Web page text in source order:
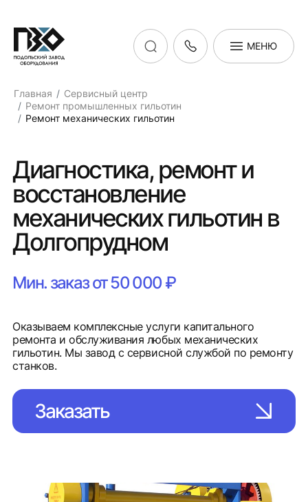
МЕНЮ
Главная
Сервисный центр
Ремонт промышленных гильотин
Ремонт механических гильотин
Диагностика, ремонт и
восстановление
механических гильотин в
Долгопрудном
Мин. заказ от 50 000 ₽
Оказываем комплексные услуги капитального
ремонта и обслуживания любых механических
гильотин. Мы завод с сервисной службой по ремонту
станков.
Заказать